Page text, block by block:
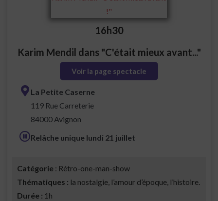
16h30
Karim Mendil dans "C'était mieux avant..."
Voir la page spectacle
La Petite Caserne
119 Rue Carreterie
84000 Avignon
Relâche unique lundi 21 juillet
Catégorie : Rétro-one-man-show
Thématiques : la nostalgie, l’amour d’époque, l’histoire.
Durée : 1h